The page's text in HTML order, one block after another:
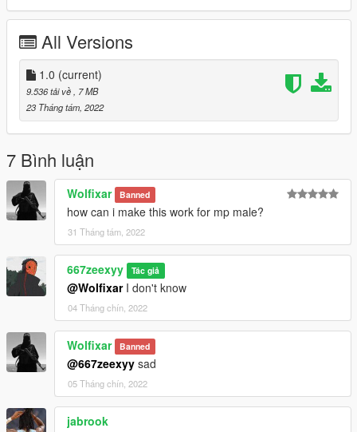
All Versions
1.0 (current)
9.536 tải về, 7 MB
23 Tháng tám, 2022
7 Bình luận
Wolfixar Banned
how can i make this work for mp male?
31 Tháng tám, 2022
667zeexyy Tác giả
@WolfixarI don't know
04 Tháng chín, 2022
Wolfixar Banned
@667zeexyy sad
05 Tháng chín, 2022
jabrook